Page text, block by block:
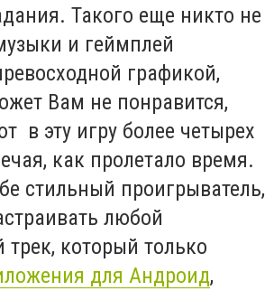
Такого еще никто не
и геймплей
графикой,
Вам не понравится,
в эту игру более четырех
как пролетало время.
стильный проигрыватель,
любой
который только
для Андроид,